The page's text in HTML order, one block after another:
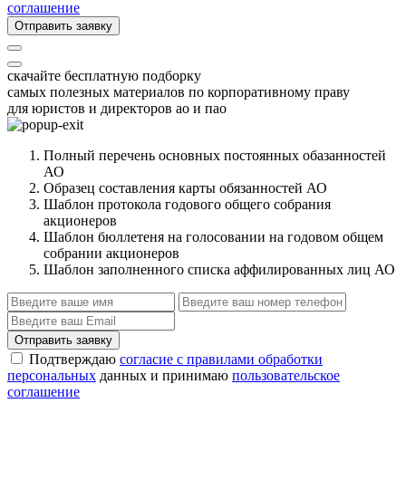
соглашение
Отправить заявку
скачайте бесплатную подборку
самых полезных материалов по корпоративному праву
для юристов и директоров ао и пао
Полный перечень основных постоянных обазанностей
АО
Образец составления карты обязанностей АО
Шаблон протокола годового общего собрания
акционеров
Шаблон бюллетеня на голосовании на годовом общем
собрании акционеров
Шаблон заполненного списка аффилированных лиц АО
Отправить заявку
Подтверждаю согласие с правилами обработки
персональных данных и принимаю пользовательское
соглашение